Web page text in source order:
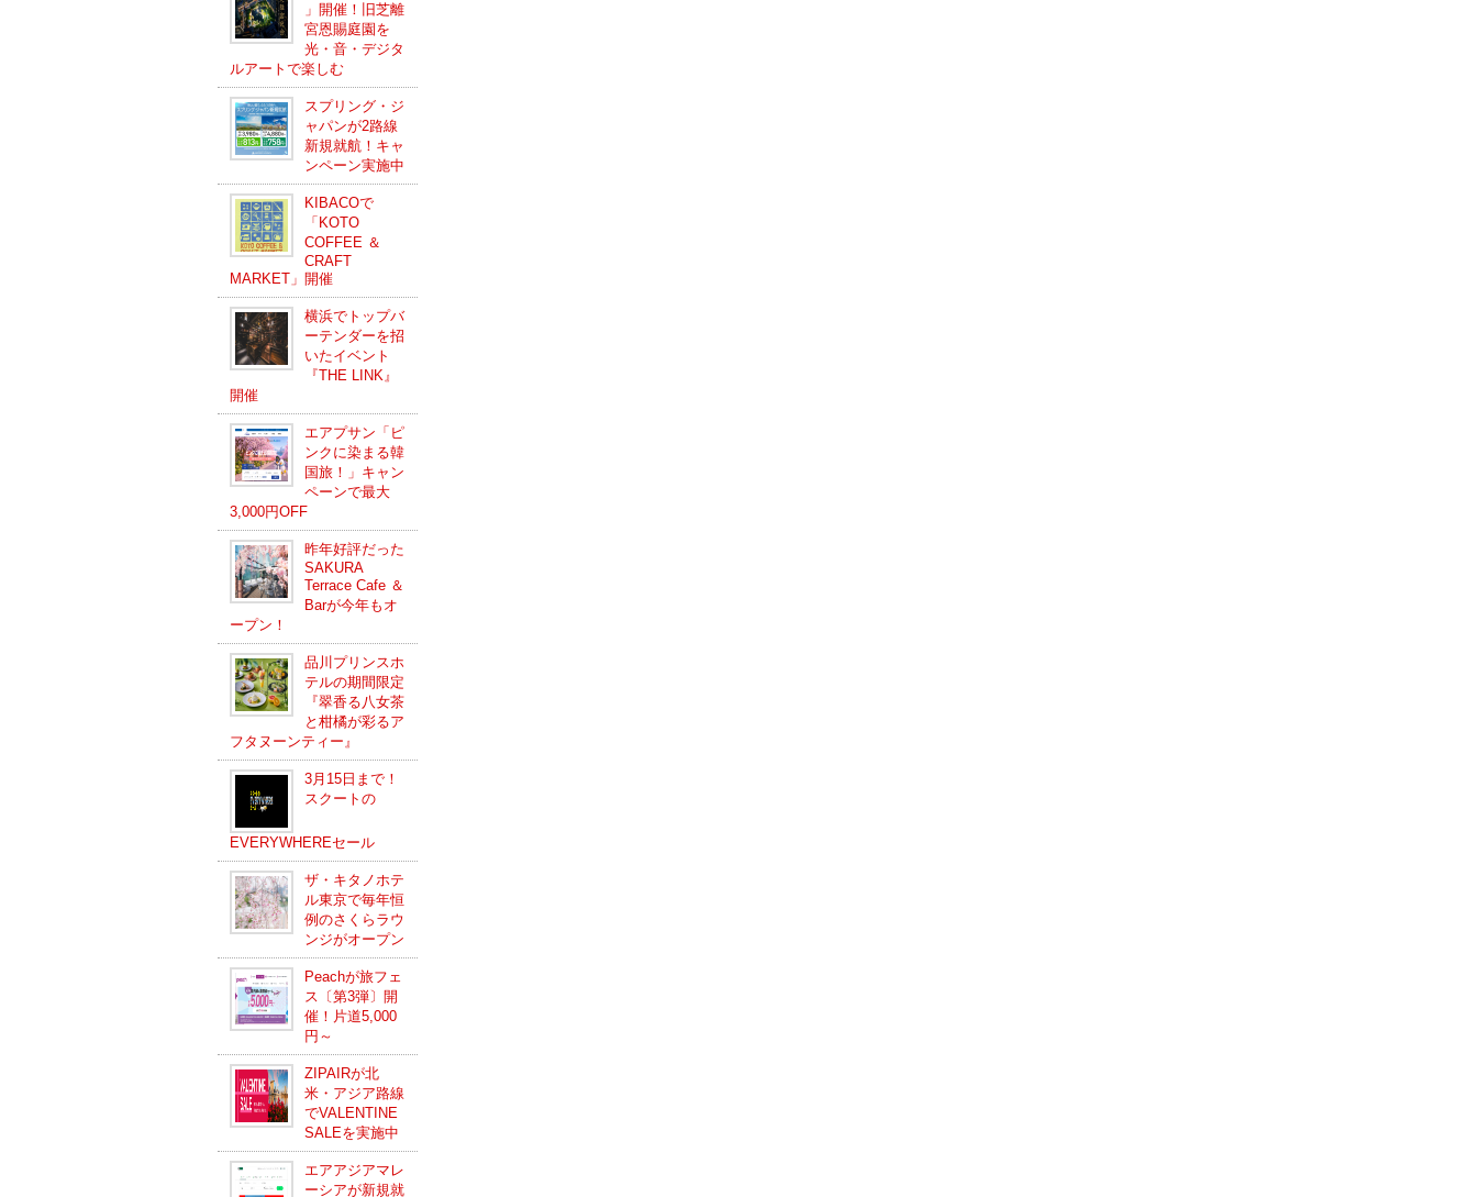
」開催！旧芝離
宮恩賜庭園を
光・音・デジタ
ルアートで楽しむ
スプリング・ジ
ャパンが2路線
新規就航！キャ
ンペーン実施中
KIBACOで
「KOTO
COFFEE ＆
CRAFT
MARKET」開催
横浜でトップバ
ーテンダーを招
いたイベント
『THE LINK』
開催
エアプサン「ピ
ンクに染まる韓
国旅！」キャン
ペーンで最大
3,000円OFF
昨年好評だった
SAKURA
Terrace Cafe ＆
Barが今年もオ
ープン！
品川プリンスホ
テルの期間限定
『翠香る八女茶
と柑橘が彩るア
フタヌーンティー』
3月15日まで！
スクートの
EVERYWHEREセール
ザ・キタノホテ
ル東京で毎年恒
例のさくらラウ
ンジがオープン
Peachが旅フェ
ス〔第3弾〕開
催！片道5,000
円～
ZIPAIRが北
米・アジア路線
でVALENTINE
SALEを実施中
エアアジアマレ
ーシアが新規就